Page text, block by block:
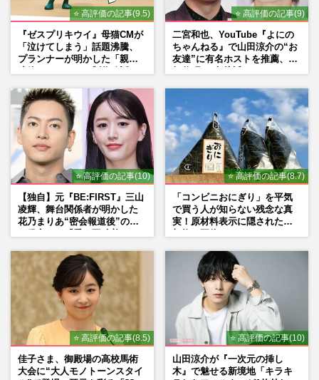
⭐ 高評価の記事(9.5)
『ゼスプリキウイ』母猫CMが
「泣けてしまう」話題沸騰、
プランナーが明かした「親に
⭐ 高評価の記事(9)
二宮和也、YouTube『よにの
ちゃんねる』で山田涼介の“お
友達”に有名ホストを推薦、歌
⭐ 高評価の記事(10)
【独自】元『BE:FIRST』三山
凌輝、舞台関係者が明かした
花乃まりあ“密会報道後”の呆
⭐ 高評価の記事(8.7)
「コンビニおにぎり」を平気
で買う人が知らない残念な真
実！原材料表示に隠された添
⭐ 高評価の記事(8.5)
佳子さま、御殿場の高校馬術
大会に“大人モノトーンスタイ
⭐ 高評価の記事(10)
山田涼介が『一次元の挿し
木』で魅せる新境地「キラキ